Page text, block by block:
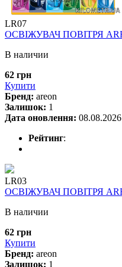
LR07
ОСВІЖУВАЧ ПОВІТРЯ
В наличии
62 грн
Купити
Бренд: areon
Залишок: 1
Дата оновлення: 08.08.2026
Рейтинг:
LR03
ОСВІЖУВАЧ ПОВІТРЯ
В наличии
62 грн
Купити
Бренд: areon
Залишок: 1